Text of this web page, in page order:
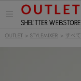
ー
OUTLET > STYLEMIXER > すべて